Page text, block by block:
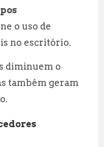
o uso de
no escritório.
diminuem o
também geram